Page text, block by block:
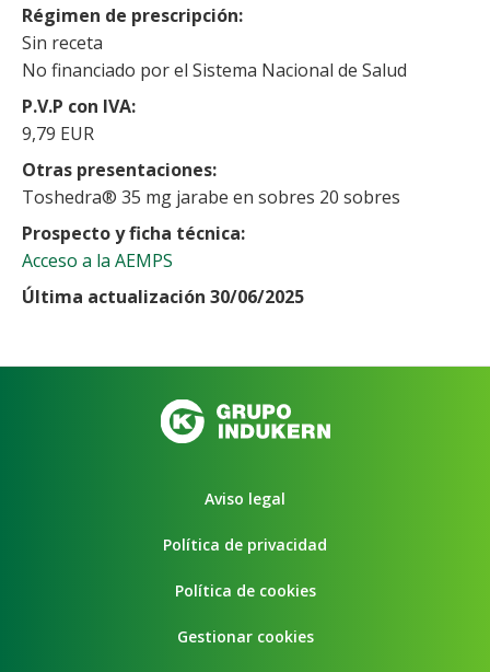
Régimen de prescripción
Sin receta
No financiado por el Sistema Nacional de Salud
P.V.P con IVA
9,79 EUR
Otras presentaciones
Toshedra® 35 mg jarabe en sobres 20 sobres
Prospecto y ficha técnica
Acceso a la AEMPS
Última actualización 30/06/2025
Aviso legal
Política de privacidad
Política de cookies
Gestionar cookies